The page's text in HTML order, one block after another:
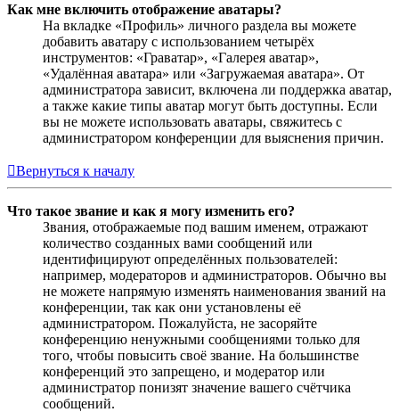
Как мне включить отображение аватары?
На вкладке «Профиль» личного раздела вы можете
добавить аватару с использованием четырёх
инструментов: «Граватар», «Галерея аватар»,
«Удалённая аватара» или «Загружаемая аватара». От
администратора зависит, включена ли поддержка аватар,
а также какие типы аватар могут быть доступны. Если
вы не можете использовать аватары, свяжитесь с
администратором конференции для выяснения причин.
Вернуться к началу
Что такое звание и как я могу изменить его?
Звания, отображаемые под вашим именем, отражают
количество созданных вами сообщений или
идентифицируют определённых пользователей:
например, модераторов и администраторов. Обычно вы
не можете напрямую изменять наименования званий на
конференции, так как они установлены её
администратором. Пожалуйста, не засоряйте
конференцию ненужными сообщениями только для
того, чтобы повысить своё звание. На большинстве
конференций это запрещено, и модератор или
администратор понизят значение вашего счётчика
сообщений.